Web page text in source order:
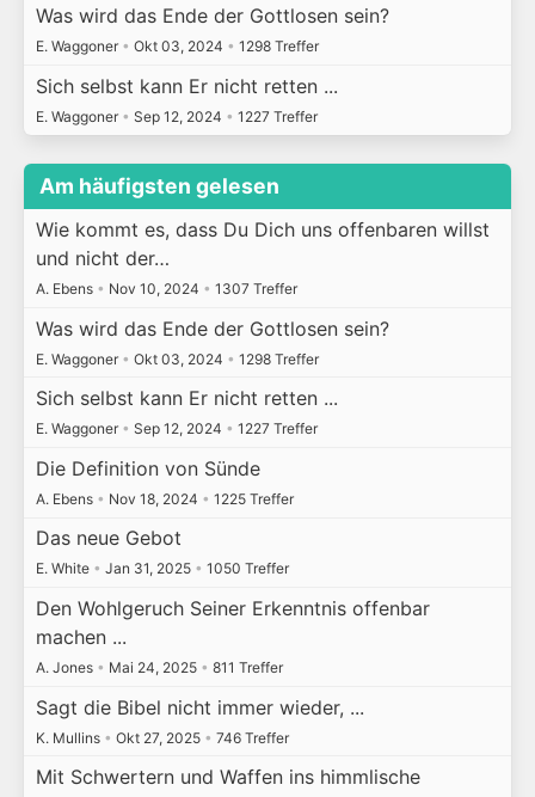
Was wird das Ende der Gottlosen sein?
E. Waggoner • Okt 03, 2024 • 1298 Treffer
Sich selbst kann Er nicht retten ...
E. Waggoner • Sep 12, 2024 • 1227 Treffer
Am häufigsten gelesen
Wie kommt es, dass Du Dich uns offenbaren willst
und nicht der…
A. Ebens • Nov 10, 2024 • 1307 Treffer
Was wird das Ende der Gottlosen sein?
E. Waggoner • Okt 03, 2024 • 1298 Treffer
Sich selbst kann Er nicht retten ...
E. Waggoner • Sep 12, 2024 • 1227 Treffer
Die Definition von Sünde
A. Ebens • Nov 18, 2024 • 1225 Treffer
Das neue Gebot
E. White • Jan 31, 2025 • 1050 Treffer
Den Wohlgeruch Seiner Erkenntnis offenbar
machen ...
A. Jones • Mai 24, 2025 • 811 Treffer
Sagt die Bibel nicht immer wieder, ...
K. Mullins • Okt 27, 2025 • 746 Treffer
Mit Schwertern und Waffen ins himmlische